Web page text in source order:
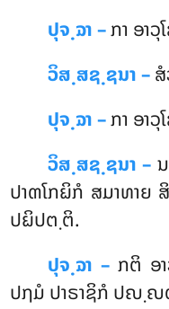
ປຸຈ຺ຉາ –ກາ ອາ
ວິສ຺ສຊ຺ຊນາ –
ປຸຈ຺ຉາ –ກາ ອາ
ວິສ຺ສຊ຺ຊນາ –
ປາຓໂກຏິກໍ ສມາທາ
ປຏິປຕ຺ຕິ.
ປຸຈ຺ຉາ – ກຕິ ອ
ປຐມໍ ປາຣາຊິກໍ ປຎ຺